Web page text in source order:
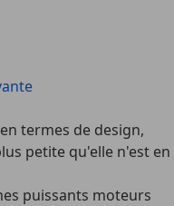
en termes de design,
petite qu'elle n'est en
puissants moteurs